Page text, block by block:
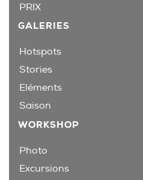
PRIX
GALERIES
Hotspots
Stories
Eléments
Saison
WORKSHOP
Photo
Excursions